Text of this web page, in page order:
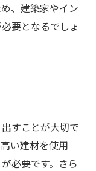
、建築家やイン
要となるでしょ
すことが大切で
い建材を使用
必要です。さら